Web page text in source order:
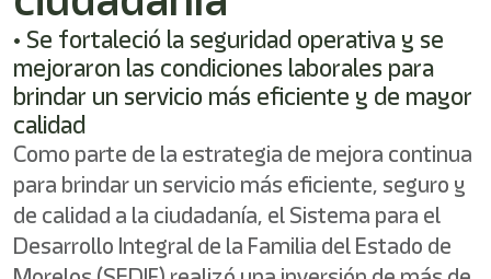
• Se fortaleció la seguridad operativa y se
mejoraron las condiciones laborales para
brindar un servicio más eficiente y de mayor
calidad
Como parte de la estrategia de mejora continua
para brindar un servicio más eficiente, seguro y
de calidad a la ciudadanía, el Sistema para el
Desarrollo Integral de la Familia del Estado de